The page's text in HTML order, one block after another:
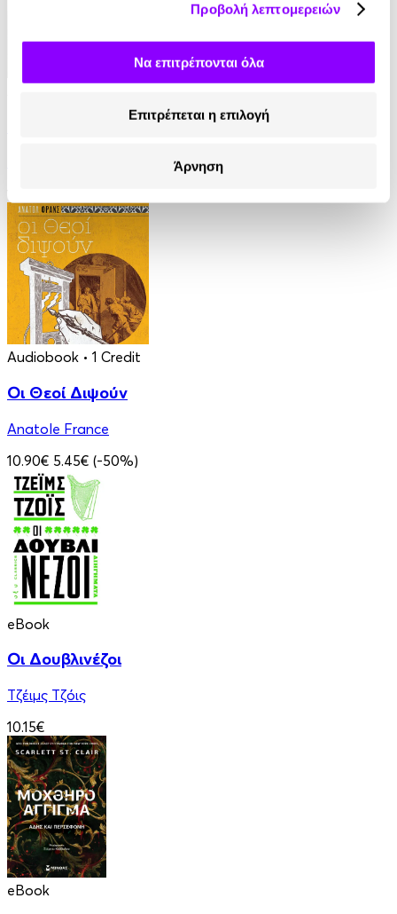
Προβολή λεπτομερειών
Να επιτρέπονται όλα
Επιτρέπεται η επιλογή
Άρνηση
Ο Τελευταίος των Μοϊκανών
Audiobook • 1 Credit
Οι Θεοί Διψούν
Anatole France
10.90€ 5.45€ (-50%)
eBook
Οι Δουβλινέζοι
Τζέιμς Τζόις
10.15€
eBook